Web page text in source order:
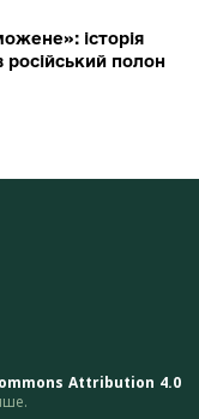
історія
полон
Attribution 4.0